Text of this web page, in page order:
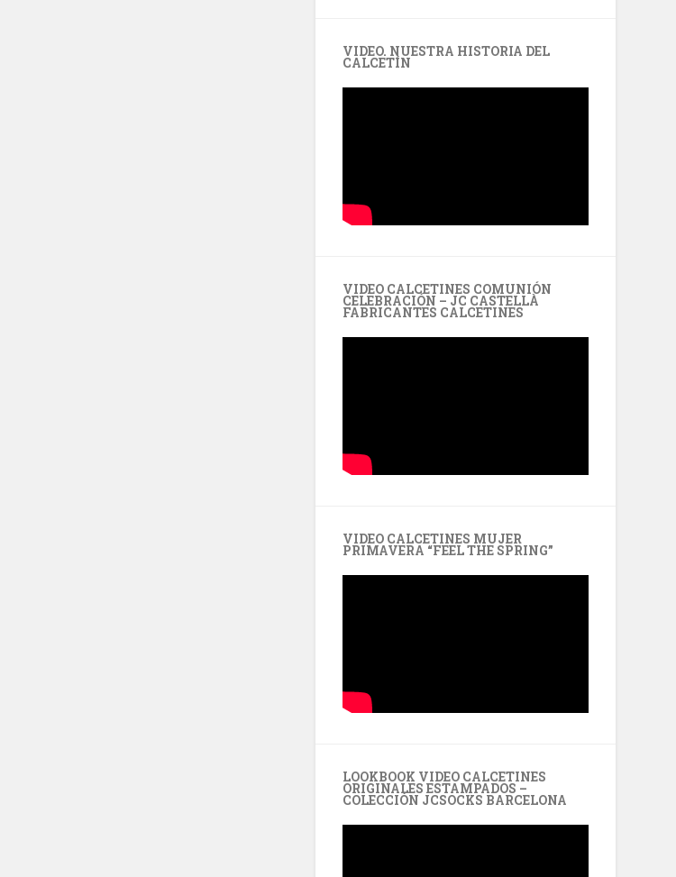
VIDEO. NUESTRA HISTORIA DEL
CALCETÍN
VIDEO CALCETINES COMUNIÓN
CELEBRACIÓN – JC CASTELLÀ
FABRICANTES CALCETINES
VIDEO CALCETINES MUJER
PRIMAVERA “FEEL THE SPRING”
LOOKBOOK VIDEO CALCETINES
ORIGINALES ESTAMPADOS –
COLECCIÓN JCSOCKS BARCELONA